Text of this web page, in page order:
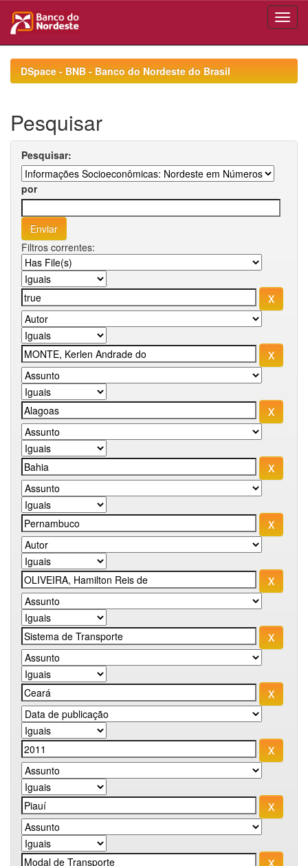
navigationDSpace - BNB - Banco do Nordeste do Brasil
Pesquisar
Pesquisar:
por
Filtros correntes: